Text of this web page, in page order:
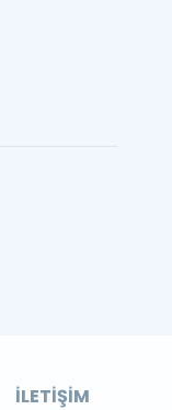
İLETIŞIM